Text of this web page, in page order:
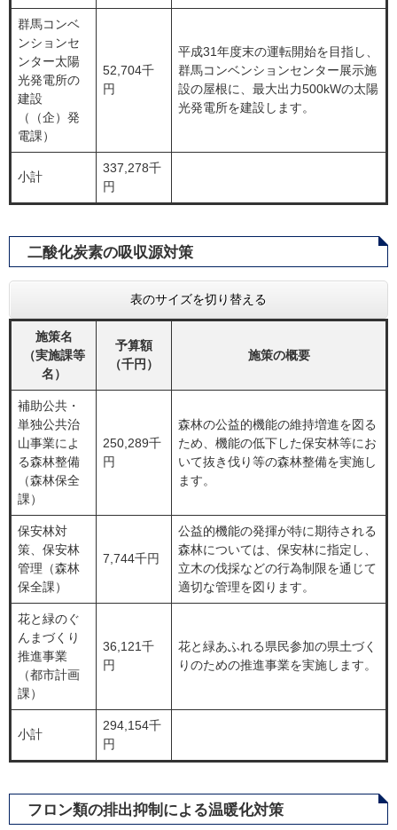
群馬コンベ
ンションセ
ンター太陽
光発電所の
建設
（（企）発
電課）
52,704千
円
平成31年度末の運転開始を目指し、
群馬コンベンションセンター展示施
設の屋根に、最大出力500kWの太陽
光発電所を建設します。
小計
337,278千
円
二酸化炭素の吸収源対策
表のサイズを切り替える
施策名
（実施課等
名）
予算額
（千円）
施策の概要
補助公共・
単独公共治
山事業によ
る森林整備
（森林保全
課）
250,289千
円
森林の公益的機能の維持増進を図る
ため、機能の低下した保安林等にお
いて抜き伐り等の森林整備を実施し
ます。
保安林対
策、保安林
管理（森林
保全課）
7,744千円
公益的機能の発揮が特に期待される
森林については、保安林に指定し、
立木の伐採などの行為制限を通じて
適切な管理を図ります。
花と緑のぐ
んまづくり
推進事業
（都市計画
課）
36,121千
円
花と緑あふれる県民参加の県土づく
りのための推進事業を実施します。
小計
294,154千
円
フロン類の排出抑制による温暖化対策